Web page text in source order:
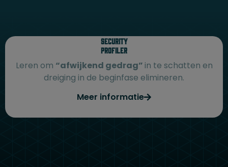
Security
Profiler
Leren om “afwijkend gedrag” in te schatten en
dreiging in de beginfase elimineren.
Meer informatie